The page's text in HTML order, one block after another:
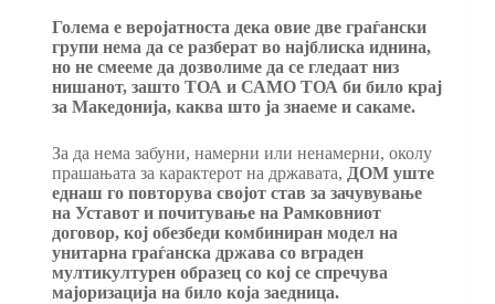
Голема е веројатноста дека овие две граѓански
групи нема да се разберат во најблиска иднина,
но не смееме да дозволиме да се гледаат низ
нишанот, зашто ТОА и САМО ТОА би било крај
за Македонија, каква што ја знаеме и сакаме.
За да нема забуни, намерни или ненамерни, околу
прашањата за карактерот на државата, ДОМ уште
еднаш го повторува својот став за зачувување
на Уставот и почитување на Рамковниот
договор, кој обезбеди комбиниран модел на
унитарна граѓанска држава со вграден
мултикултурен образец со кој се спречува
мајоризација на било која заедница.